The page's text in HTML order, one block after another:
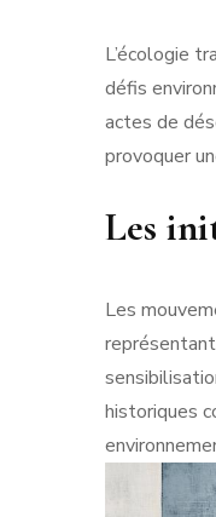
L’écologie
défis
actes de
provoquer
Les
Les
historiques